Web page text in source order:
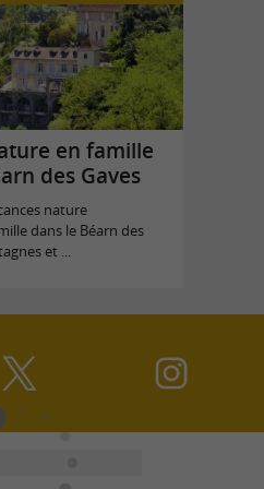
en famille
des Gaves
nature
dans le Béarn des
et ...